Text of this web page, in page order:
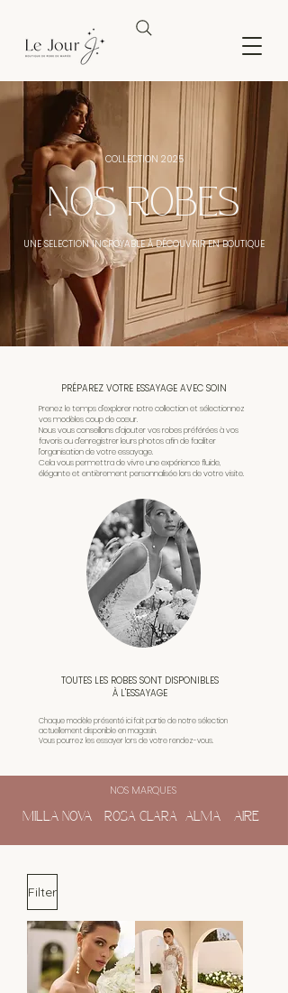
COLLECTION 2025
NOS ROBES
UNE SELECTION INCROYABLE À DÉCOUVRIR EN BOUTIQUE
PRÉPAREZ VOTRE ESSAYAGE AVEC SOIN
Prenez le temps d’explorer notre collection et sélectionnez
vos modèles coup de cœur.
Nous vous conseillons d’ajouter vos robes préférées à vos
favoris ou d’enregistrer leurs photos afin de faciliter
l’organisation de votre essayage.
Cela vous permettra de vivre une expérience fluide,
élégante et entièrement personnalisée lors de votre visite.
TOUTES LES ROBES SONT DISPONIBLES
À L'ESSAYAGE
Chaque modèle présenté ici fait partie de notre sélection
actuellement disponible en magasin.
Vous pourrez les essayer lors de votre rendez-vous.
NOS MARQUES
MILLA NOVA
ROSA CLARA ALMA AIRE
Filter